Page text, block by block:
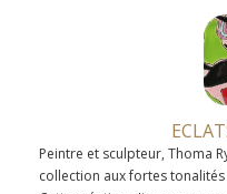
Peintre et sculpteur, Thoma
collection aux fortes